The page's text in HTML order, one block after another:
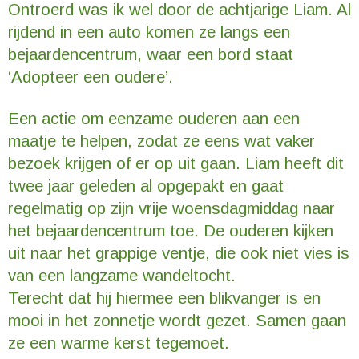
Ontroerd was ik wel door de achtjarige Liam. Al
rijdend in een auto komen ze langs een
bejaardencentrum, waar een bord staat
‘Adopteer een oudere’.
Een actie om eenzame ouderen aan een
maatje te helpen, zodat ze eens wat vaker
bezoek krijgen of er op uit gaan. Liam heeft dit
twee jaar geleden al opgepakt en gaat
regelmatig op zijn vrije woensdagmiddag naar
het bejaardencentrum toe. De ouderen kijken
uit naar het grappige ventje, die ook niet vies is
van een langzame wandeltocht.
Terecht dat hij hiermee een blikvanger is en
mooi in het zonnetje wordt gezet. Samen gaan
ze een warme kerst tegemoet.